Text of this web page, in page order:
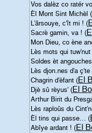
Vos dalèz co ratér
Èl Mont Sint Michèl (
L'ârsouye, c'ît mi ! (
Sacrè gamin, va ! (
Mon Dieu, co ène
Lès mots qui
Soldes èt
Lès djon.nes d'a ç'te
Chagrin d'èfant (El
Djè sû rèyus' (El
Arthur Birit du
Lès raploûs du
Èl tins qui passe… (
Abîye ardant ! (El